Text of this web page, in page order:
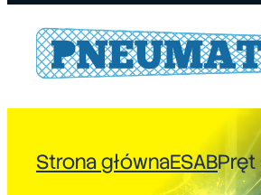
Strona głównaESABPręt